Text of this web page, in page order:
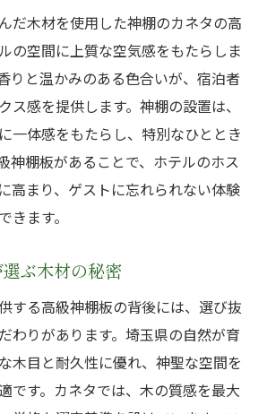
だ木材を使用した神棚のカネタの高
の空間に上質な空気感をもたらしま
りと温かみのある色合いが、宿泊者
ス感を提供します。神棚の設置は、
一体感をもたらし、特別なひととき
神棚板があることで、ホテルのホス
高まり、ゲストに忘れられない体験
きます。
ぶ木材の秘密
する高級神棚板の背後には、選び抜
わりがあります。埼玉県の自然が育
木目と耐久性に優れ、神聖な空間を
です。カネタでは、木の質感を最大